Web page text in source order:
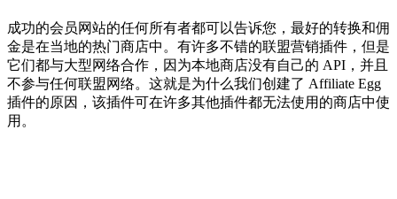
成功的会员网站的任何所有者都可以告诉您，最好的转换和佣
金是在当地的热门商店中。有许多不错的联盟营销插件，但是
它们都与大型网络合作，因为本地商店没有自己的 API，并且
不参与任何联盟网络。这就是为什么我们创建了 Affiliate Egg
插件的原因，该插件可在许多其他插件都无法使用的商店中使
用。